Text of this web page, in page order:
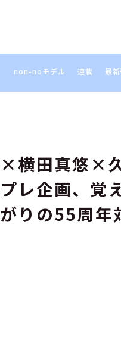
non-noモデル 連載 最
×横田真悠×
プレ企画、覚
りの55周年